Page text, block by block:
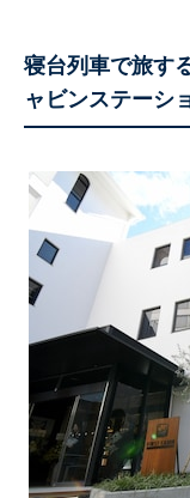
寝台列車で旅す
ャビンステーシ